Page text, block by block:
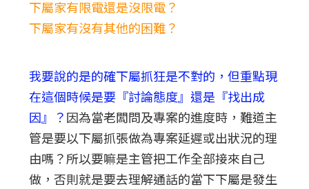
下屬家有限電還是沒限電？
下屬家有沒有其他的困難？
我要說的是的確下屬抓狂是不對的，但重點現
在這個時候是要『討論態度』還是『找出成
因』？因為當老闆問及專案的進度時，難道主
管是要以下屬抓張做為專案延遲或出狀況的理
由嗎？所以要嘛是主管把工作全部接來自己
做，否則就是要去理解通話的當下下屬是發生